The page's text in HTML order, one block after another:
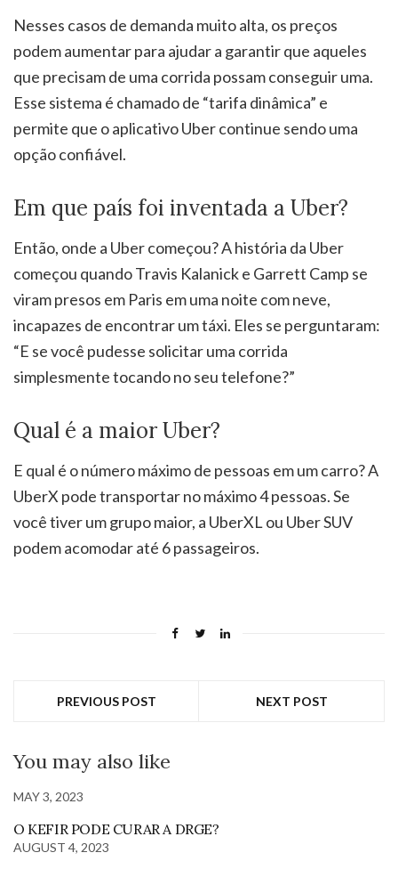
Nesses casos de demanda muito alta, os preços
podem aumentar para ajudar a garantir que aqueles
que precisam de uma corrida possam conseguir uma.
Esse sistema é chamado de “tarifa dinâmica” e
permite que o aplicativo Uber continue sendo uma
opção confiável.
Em que país foi inventada a Uber?
Então, onde a Uber começou? A história da Uber
começou quando Travis Kalanick e Garrett Camp se
viram presos em Paris em uma noite com neve,
incapazes de encontrar um táxi. Eles se perguntaram:
“E se você pudesse solicitar uma corrida
simplesmente tocando no seu telefone?”
Qual é a maior Uber?
E qual é o número máximo de pessoas em um carro? A
UberX pode transportar no máximo 4 pessoas. Se
você tiver um grupo maior, a UberXL ou Uber SUV
podem acomodar até 6 passageiros.
PREVIOUS POST NEXT POST
You may also like
MAY 3, 2023
O KEFIR PODE CURAR A DRGE?
AUGUST 4, 2023